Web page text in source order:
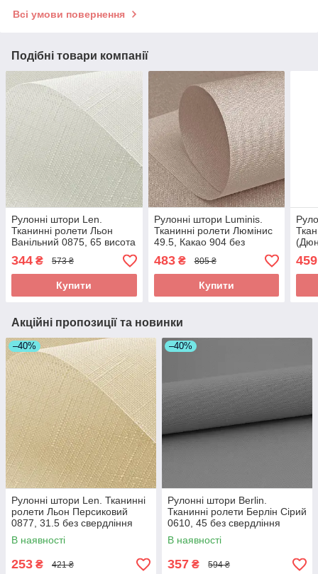
Всі умови повернення
Подібні товари компанії
Рулонні штори Len.
Тканинні ролети Льон
Ванільний 0875, 65 висота
65x110 без свердління
344 ₴ 573 ₴
Купити
Рулонні штори Luminis.
Тканинні ролети Люмінис
49.5, Какао 904 без
свердління
483₴ 805 ₴
Купити
без
459
Акційні пропозиції та новинки
–40%
Рулонні штори Len. Тканинні
ролети Льон Персиковий
0877, 31.5 без свердління
В наявності
253 ₴ 421 ₴
–40%
Рулонні штори Berlin.
Тканинні ролети Берлін Сірий
0610, 45 без свердління
В наявності
357 ₴ 594 ₴